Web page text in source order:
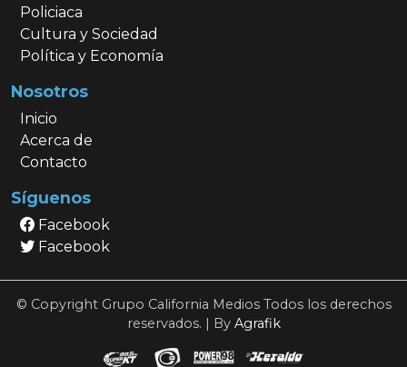
Policiaca
Cultura y Sociedad
Política y Economía
Nosotros
Inicio
Acerca de
Contacto
Síguenos
Facebook
Facebook
© Copyright Grupo California Medios Todos los derechos
reservados. | By Agrafik